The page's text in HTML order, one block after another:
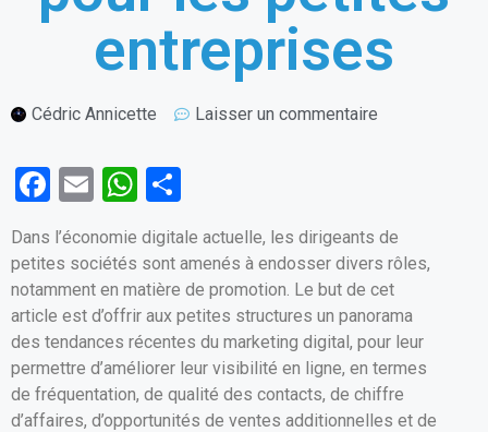
entreprises
Cédric Annicette Laisser un commentaire
F
a
ce
b
o
o
k
E
ail
W
h
at
s
A
p
p
ar
ta
g
er
Dans l’économie digitale actuelle, les dirigeants de
petites sociétés sont amenés à endosser divers rôles,
notamment en matière de promotion. Le but de cet
article est d’offrir aux petites structures un panorama
des tendances récentes du marketing digital, pour leur
permettre d’améliorer leur visibilité en ligne, en termes
de fréquentation, de qualité des contacts, de chiffre
d’affaires, d’opportunités de ventes additionnelles et de